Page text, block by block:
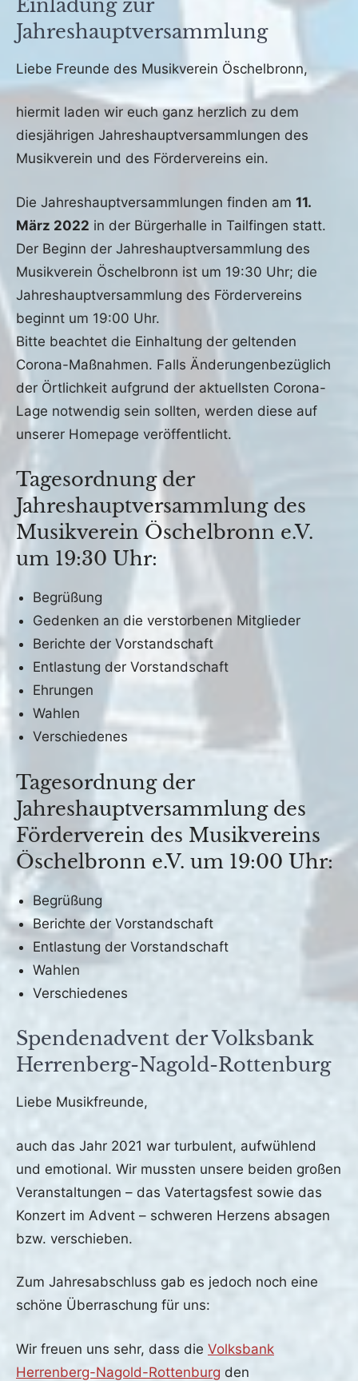
Einladung zur
Jahreshauptversammlung
am
Februar
2022
fho
Archiv
Liebe Freunde des Musikverein Öschelbronn,
hiermit laden wir euch ganz herzlich zu dem
diesjährigen Jahreshauptversammlungen des
Musikverein und des Fördervereins ein.
Die Jahreshauptversammlungen finden am 11.
März 2022 in der Bürgerhalle in Tailfingen statt.
Der Beginn der Jahreshauptversammlung des
Musikverein Öschelbronn ist um 19:30 Uhr; die
Jahreshauptversammlung des Fördervereins
beginnt um 19:00 Uhr.
Bitte beachtet die Einhaltung der geltenden
Corona-Maßnahmen. Falls Änderungenbezüglich
der Örtlichkeit aufgrund der aktuellsten Corona-
Lage notwendig sein sollten, werden diese auf
unserer Homepage veröffentlicht.
Tagesordnung der
Jahreshauptversammlung des
Musikverein Öschelbronn e.V.
um 19:30 Uhr:
Begrüßung
Gedenken an die verstorbenen Mitglieder
Berichte der Vorstandschaft
Entlastung der Vorstandschaft
Ehrungen
Wahlen
Verschiedenes
Tagesordnung der
Jahreshauptversammlung des
Förderverein des Musikvereins
Öschelbronn e.V. um 19:00 Uhr:
Begrüßung
Berichte der Vorstandschaft
Entlastung der Vorstandschaft
Wahlen
Verschiedenes
Spendenadvent der Volksbank
Herrenberg-Nagold-Rottenburg
am
Januar
2022
fho
Archiv
Liebe Musikfreunde,
auch das Jahr 2021 war turbulent, aufwühlend
und emotional. Wir mussten unsere beiden großen
Veranstaltungen – das Vatertagsfest sowie das
Konzert im Advent – schweren Herzens absagen
bzw. verschieben.
Zum Jahresabschluss gab es jedoch noch eine
schöne Überraschung für uns:
Wir freuen uns sehr, dass die Volksbank
Herrenberg-Nagold-Rottenburg den